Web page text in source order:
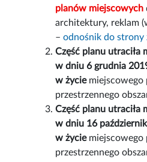
planów miejscowych
architektury, reklam
–odnośnik do strony
Część planu utraciła
w dniu 6 grudnia
w życiemiejscowego
przestrzennego
Część planu utraciła
w dniu 16
w życiemiejscowego
przestrzennego